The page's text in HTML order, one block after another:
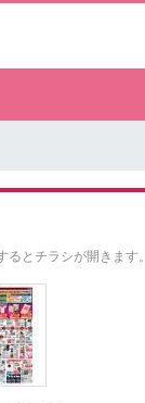
るとチラシが開きます。